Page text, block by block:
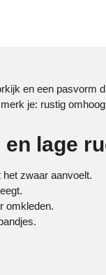
en een
je: rustig
lage
zwaar aanvoelt.
omkleden.